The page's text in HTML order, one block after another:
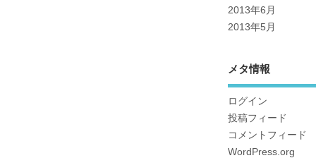
2013年6月
2013年5月
メタ情報
ログイン
投稿フィード
コメントフィード
WordPress.org